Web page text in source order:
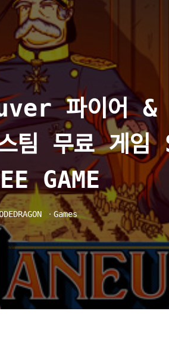
파이어 &
팀 무료 게임
GAME
ㆍ Games